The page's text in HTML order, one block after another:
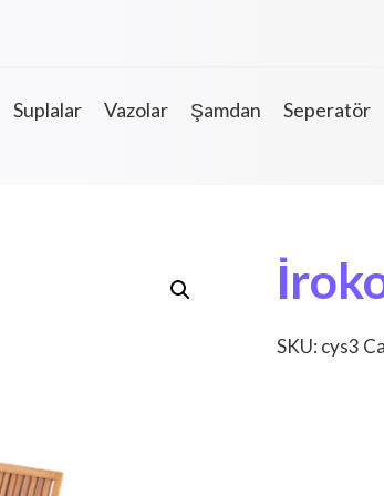
Suplalar Vazolar Şamdan Seperatör
SKU: cys3